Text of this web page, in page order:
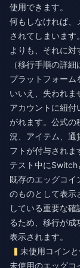
使用できます。
何もしなければ、
されてしまいま
よりも、それに対
（移行手順の詳細
プラットフォーム
いいえ、失われま
アカウントに紐付
がれます。公式の
況、アイテム、通
フトが付与されま
テスト中にSwitch
既存のエッグコイ
のものとして表示
している重要な
るため、移行が成
表示されます。
未使用コイン
未使用のエッグコ